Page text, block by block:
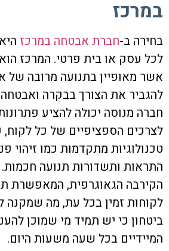
במרכז
בחירה ב-חברת אבטחה במרכז
לכל עסק או בית פרטי. המרכז הוא
אשר מאופיין בתנועה מרובה של
להגביר את הצורך בבקרה ואבטחה
חברה מנוסה יכולה להציע
לצרכים הספציפיים של כל לקוח,
טכנולוגיות מתקדמות כמו זיהוי
התראות ותשדורות תנועה חכמות.
הקירבה הגאוגרפית, המאפשרת
לקוחות זמין בכל עת, מה שמקנה
ביטחון כי יש תמיד מי שמוכן
המיידיים בכל שעה משעות היום.